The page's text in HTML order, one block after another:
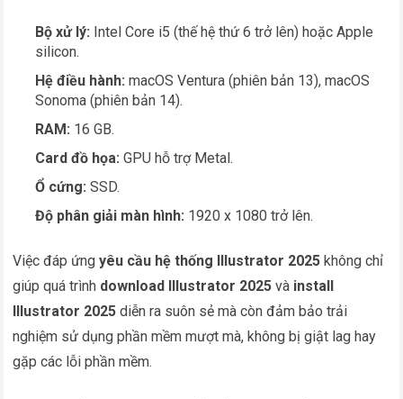
Bộ xử lý: Intel Core i5 (thế hệ thứ 6 trở lên) hoặc Apple
silicon.
Hệ điều hành: macOS Ventura (phiên bản 13), macOS
Sonoma (phiên bản 14).
RAM: 16 GB.
Card đồ họa: GPU hỗ trợ Metal.
Ổ cứng: SSD.
Độ phân giải màn hình: 1920 x 1080 trở lên.
Việc đáp ứngyêu cầu hệ thống Illustrator 2025 không chỉ
giúp quá trình download Illustrator 2025 và install
Illustrator 2025 diễn ra suôn sẻ mà còn đảm bảo trải
nghiệm sử dụng phần mềm mượt mà, không bị giật lag hay
gặp các lỗi phần mềm.